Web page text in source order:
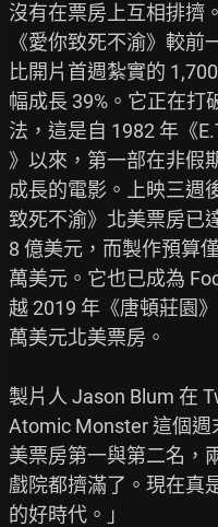
沒有在票房上互相排擠
《愛你致死不渝》較前
比開片首週紮實的
幅成長 39%。它正在打
法，這是自 1982 年《
》以來，第一部在非假
成長的電影。上映三週
致死不渝》北美票房已
8 億美元，而製作預算
萬美元。它也已成為
越 2019 年《唐頓莊園
萬美元北美票房。
製片人 Jason Blum 在
Atomic Monster 這個週
美票房第一與第二名，
戲院都擠滿了。現在真
的好時代。」